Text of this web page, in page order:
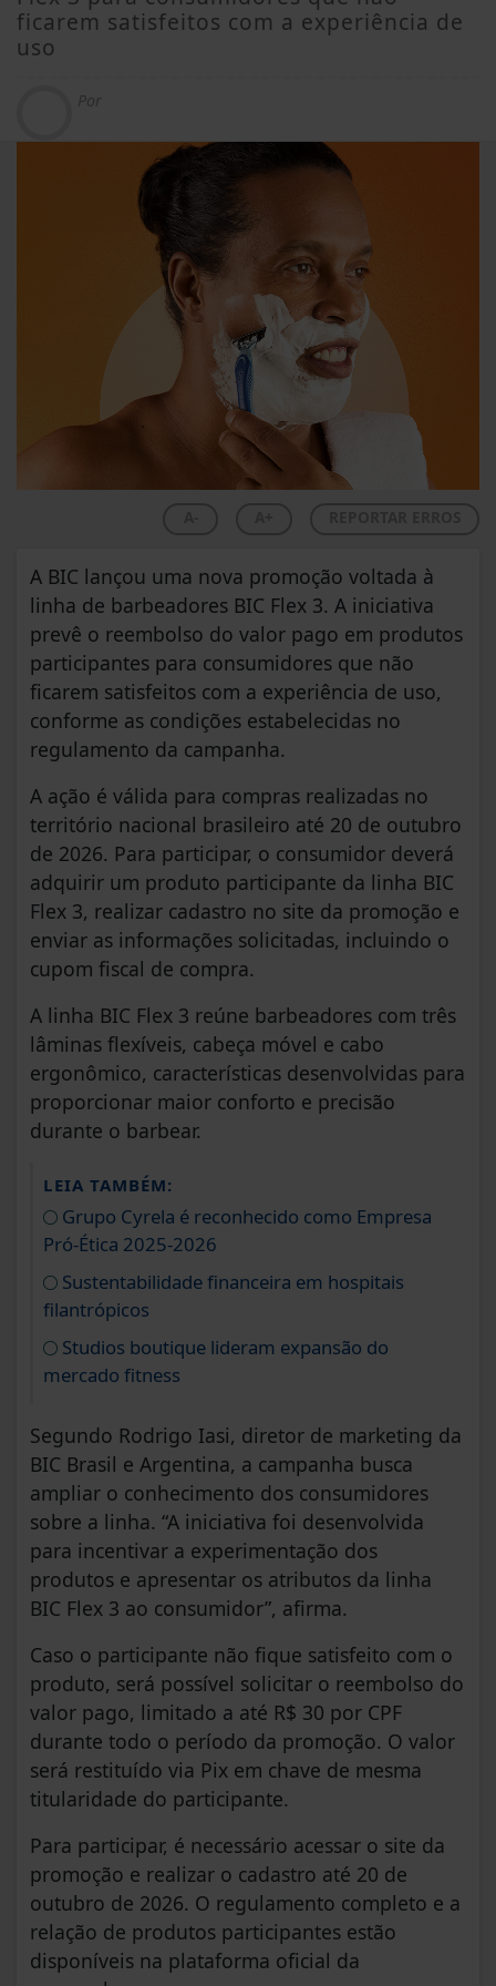
ficarem satisfeitos com a experiência de
uso
Por
A BIC lançou uma nova promoção voltada à
linha de barbeadores BIC Flex 3. A iniciativa
prevê o reembolso do valor pago em produtos
participantes para consumidores que não
ficarem satisfeitos com a experiência de uso,
conforme as condições estabelecidas no
regulamento da campanha.
A ação é válida para compras realizadas no
território nacional brasileiro até 20 de outubro
de 2026. Para participar, o consumidor deverá
adquirir um produto participante da linha BIC
Flex 3, realizar cadastro no site da promoção e
enviar as informações solicitadas, incluindo o
cupom fiscal de compra.
A linha BIC Flex 3 reúne barbeadores com três
lâminas flexíveis, cabeça móvel e cabo
ergonômico, características desenvolvidas para
proporcionar maior conforto e precisão
durante o barbear.
LEIA TAMBÉM:
Grupo Cyrela é reconhecido como Empresa
Pró-Ética 2025-2026
Sustentabilidade financeira em hospitais
filantrópicos
Studios boutique lideram expansão do
mercado fitness
Segundo Rodrigo Iasi, diretor de marketing da
BIC Brasil e Argentina, a campanha busca
ampliar o conhecimento dos consumidores
sobre a linha. “A iniciativa foi desenvolvida
para incentivar a experimentação dos
produtos e apresentar os atributos da linha
BIC Flex 3 ao consumidor”, afirma.
Caso o participante não fique satisfeito com o
produto, será possível solicitar o reembolso do
valor pago, limitado a até R$ 30 por CPF
durante todo o período da promoção. O valor
será restituído via Pix em chave de mesma
titularidade do participante.
Para participar, é necessário acessar o site da
promoção e realizar o cadastro até 20 de
outubro de 2026. O regulamento completo e a
relação de produtos participantes estão
disponíveis na plataforma oficial da